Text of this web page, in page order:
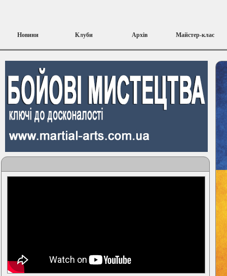
Новини Клуби Архів Майстер-клас